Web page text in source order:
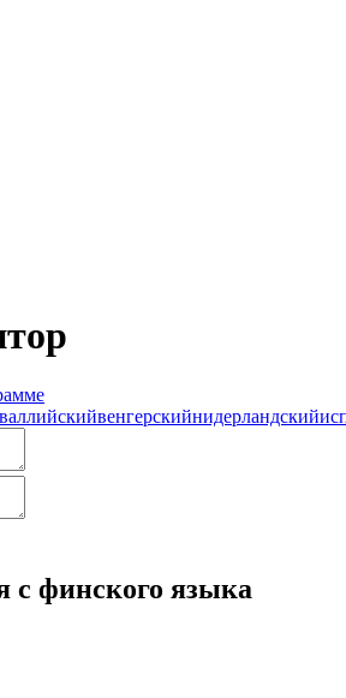
валлийскийвенгерскийнидерландский
с финского языка